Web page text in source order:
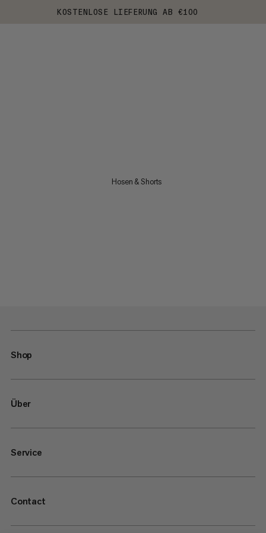
KOSTENLOSE LIEFERUNG AB €100
Hosen & Shorts
Shop
Über
Service
Contact